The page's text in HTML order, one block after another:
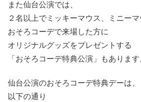
また仙台公演では、
２名以上でミッキーマウス、ミニー
おそろコーデで来場した方に
オリジナルグッズをプレゼントする
「おそろコーデ特典公演」もあります
仙台公演のおそろコーデ特典デーは、
以下の通り